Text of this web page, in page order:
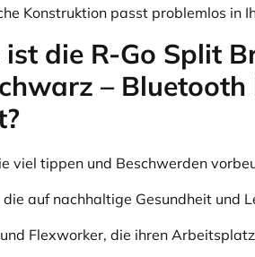
Konstruktion passt problemlos in
die R-Go Split
–
viel tippen und Beschwerden
auf nachhaltige Gesundheit und
Flexworker, die ihren